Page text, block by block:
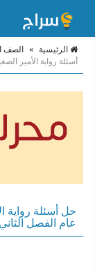
الرئيسية » الصف
أسئلة رواية الأمير
حل أسئلة رواية
عام الفصل الثاني